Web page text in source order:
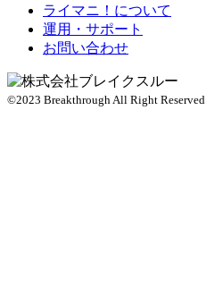
ライマニ！について
運用・サポート
お問い合わせ
©2023 Breakthrough All Right Reserved